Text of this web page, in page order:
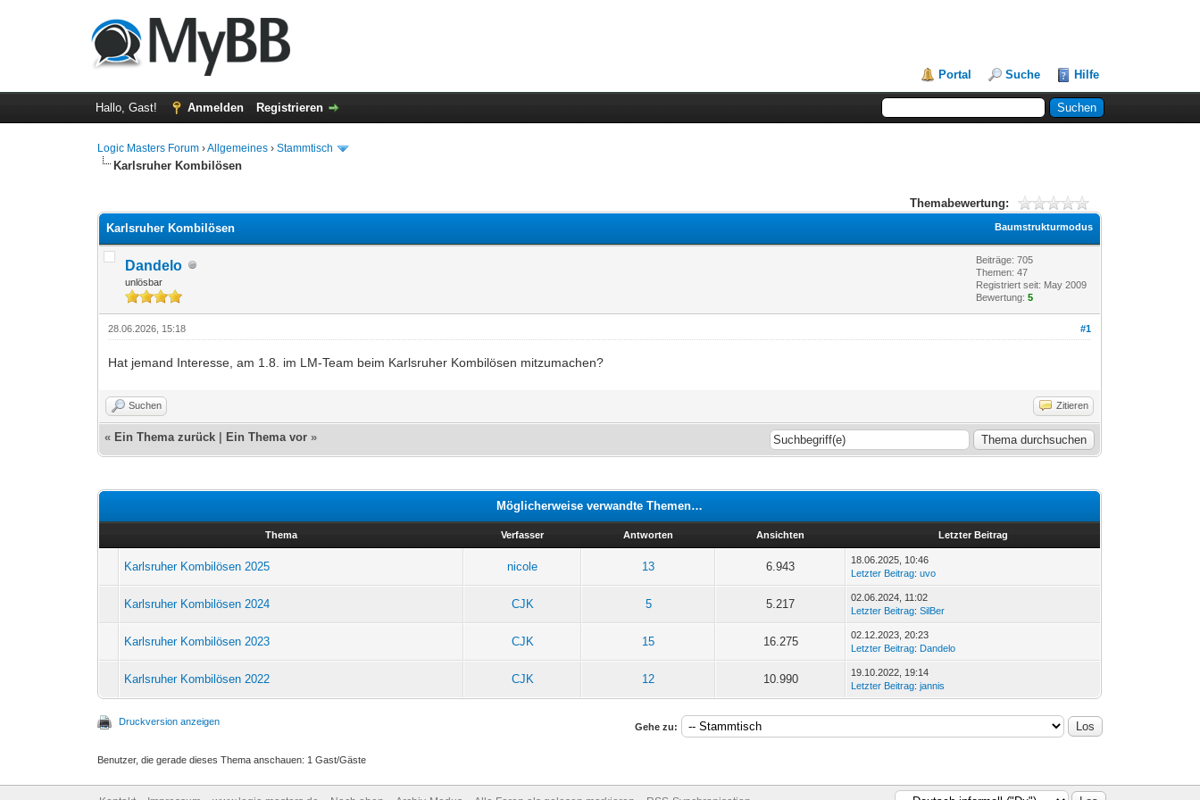
Portal Suche Hilfe
Hallo, Gast! Anmelden Registrieren
Logic Masters Forum ›Allgemeines ›Stammtisch
Karlsruher Kombilösen
Themabewertung:
Baumstrukturmodus
Karlsruher Kombilösen
Dandelo
unlösbar
Beiträge: 705
Themen: 47
Registriert seit: May 2009
Bewertung:5
#1
28.06.2026, 15:18
Hat jemand Interesse, am 1.8. im LM-Team beim Karlsruher Kombilösen mitzumachen?
Suchen Zitieren
« Ein Thema zurück Ein Thema vor »
Möglicherweise verwandte Themen…
Thema Verfasser Antworten Ansichten Letzter Beitrag
Karlsruher Kombilösen 2025 nicole 13 6.943
18.06.2025, 10:46
Letzter Beitrag:uvo
Karlsruher Kombilösen 2024 CJK 5 5.217
02.06.2024, 11:02
Letzter Beitrag:SilBer
Karlsruher Kombilösen 2023 CJK 15 16.275
02.12.2023, 20:23
Letzter Beitrag: Dandelo
Karlsruher Kombilösen 2022 CJK 12 10.990
19.10.2022, 19:14
Letzter Beitrag:jannis
Druckversion anzeigen Gehe zu:
Benutzer, die gerade dieses Thema anschauen: 1 Gast/Gäste